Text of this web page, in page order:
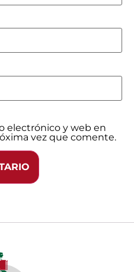
electrónico y web en
vez que comente.